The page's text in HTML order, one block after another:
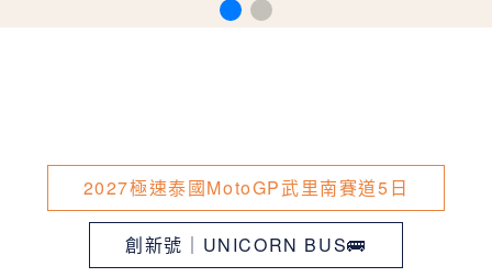
2027極速泰國MotoGP武里南賽道5日
創新號｜UNICORN BUS🚌